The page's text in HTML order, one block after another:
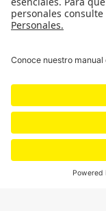
¿Quieres
CONTÁCTANOS
BOGOTÁ,
NEWSLETTER